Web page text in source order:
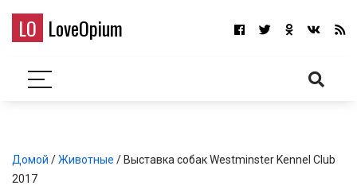
LO LoveOpium
Домой /Животные / Выставка собак Westminster Kennel Club
2017